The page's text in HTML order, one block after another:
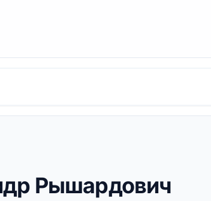
Рышардович